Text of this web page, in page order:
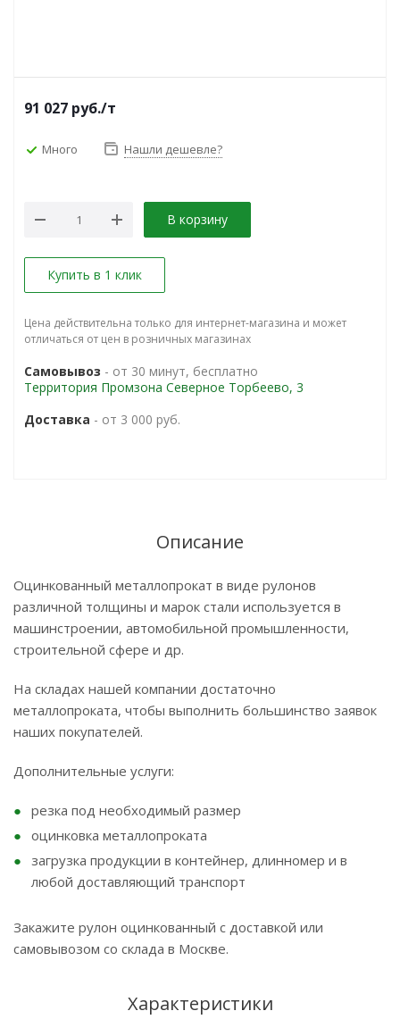
91 027 руб./т
Много Нашли дешевле?
В корзину
Купить в 1 клик
Цена действительна только для интернет-магазина и может
отличаться от цен в розничных магазинах
Самовывоз - от 30 минут, бесплатно
Территория Промзона Северное Торбеево, 3
Доставка - от 3 000 руб.
Описание
Оцинкованный металлопрокат в виде рулонов
различной толщины и марок стали используется в
машинстроении, автомобильной промышленности,
строительной сфере и др.
На складах нашей компании достаточно
металлопроката, чтобы выполнить большинство заявок
наших покупателей.
Дополнительные услуги:
резка под необходимый размер
оцинковка металлопроката
загрузка продукции в контейнер, длинномер и в
любой доставляющий транспорт
Закажите рулон оцинкованный с доставкой или
самовывозом со склада в Москве.
Характеристики